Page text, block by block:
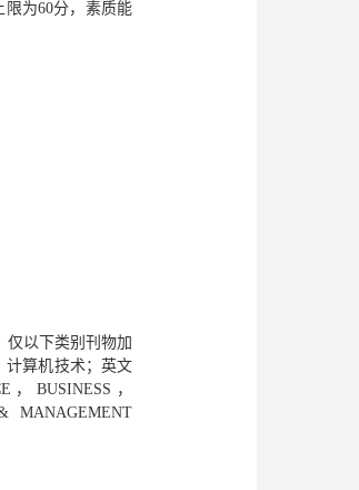
为60分，素质能
仅以下类别刊物加
计算机技术；英文
BUSINESS，
MANAGEMENT